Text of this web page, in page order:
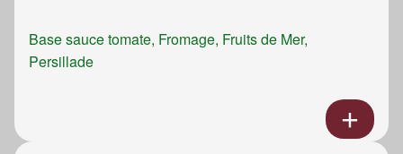
Base sauce tomate, Fromage, Fruits de Mer,
Persillade